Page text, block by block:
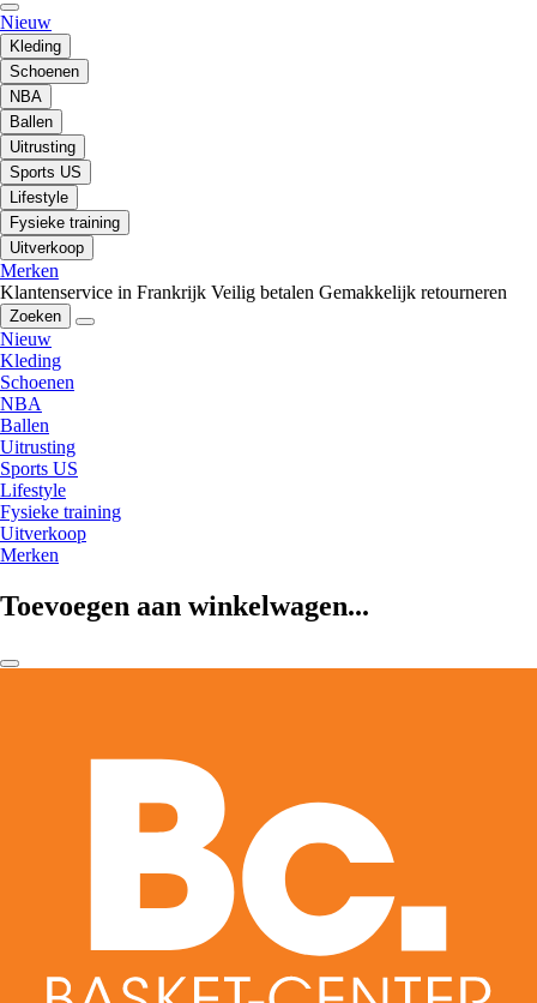
Nieuw
Kleding
Schoenen
NBA
Ballen
Uitrusting
Sports US
Lifestyle
Fysieke training
Uitverkoop
Merken
Klantenservice in Frankrijk Veilig betalen Gemakkelijk retourneren
Zoeken
Nieuw
Kleding
Schoenen
NBA
Ballen
Uitrusting
Sports US
Lifestyle
Fysieke training
Uitverkoop
Merken
Toevoegen aan winkelwagen...